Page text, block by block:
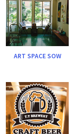
ART SPACE SOW